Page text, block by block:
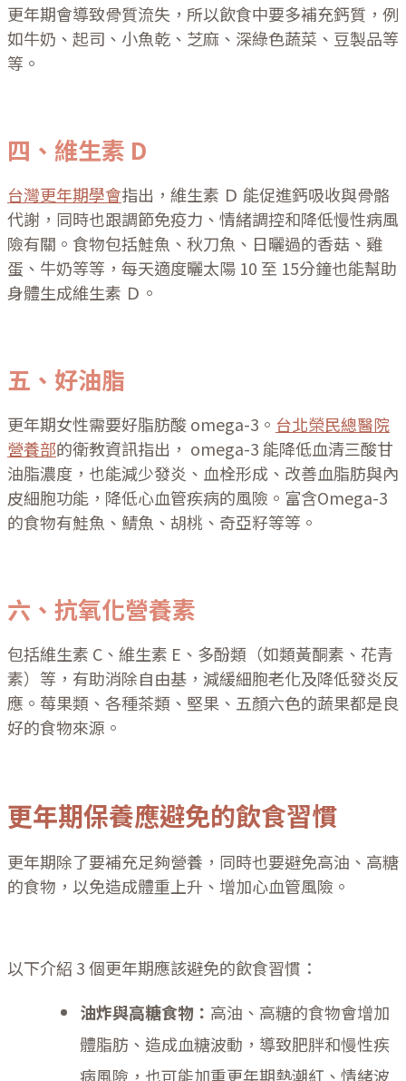
更年期會導致骨質流失，所以飲食中要多補充鈣質，例
如牛奶、起司、小魚乾、芝麻、深綠色蔬菜、豆製品等
等。
四、維生素 D
台灣更年期學會指出，維生素 Ｄ 能促進鈣吸收與骨骼
代謝，同時也跟調節免疫力、情緒調控和降低慢性病風
險有關。食物包括鮭魚、秋刀魚、日曬過的香菇、雞
蛋、牛奶等等，每天適度曬太陽 10 至 15分鐘也能幫助
身體生成維生素 Ｄ。
五、好油脂
更年期女性需要好脂肪酸 omega-3。 台北榮民總醫院
營養部的衛教資訊指出， omega-3 能降低血清三酸甘
油脂濃度，也能減少發炎、血栓形成、改善血脂肪與內
皮細胞功能，降低心血管疾病的風險。富含Omega-3
的食物有鮭魚、鯖魚、胡桃、奇亞籽等等。
六、抗氧化營養素
包括維生素 C、維生素 E、多酚類（如類黃酮素、花青
素）等，有助消除自由基，減緩細胞老化及降低發炎反
應。莓果類、各種茶類、堅果、五顏六色的蔬果都是良
好的食物來源。
更年期保養應避免的飲食習慣
更年期除了要補充足夠營養，同時也要避免高油、高糖
的食物，以免造成體重上升、增加心血管風險。
以下介紹 3 個更年期應該避免的飲食習慣：
油炸與高糖食物： 高油、高糖的食物會增加
體脂肪、造成血糖波動，導致肥胖和慢性疾
病風險，也可能加重更年期熱潮紅、情緒波